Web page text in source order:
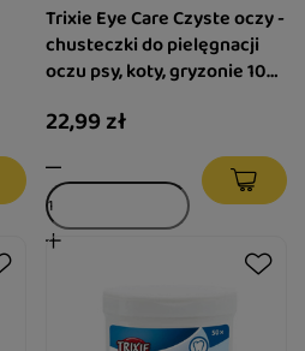
Trixie Eye Care Czyste oczy -
chusteczki do pielęgnacji
oczu psy, koty, gryzonie 100
22,99 zł